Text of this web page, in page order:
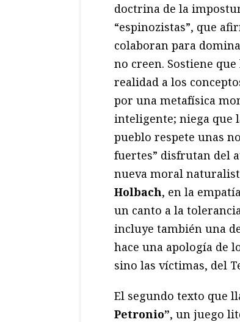
doctrina de la
“espinozistas”, que
colaboran para
no creen. Sostiene
realidad a los
por una metafísica
inteligente; niega que
pueblo respete unas
fuertes” disfrutan del
nueva moral
Holbach, en la
un canto a la
incluye también una
hace una apología de
sino las víctimas, del
El segundo texto que
Petronio”, un juego